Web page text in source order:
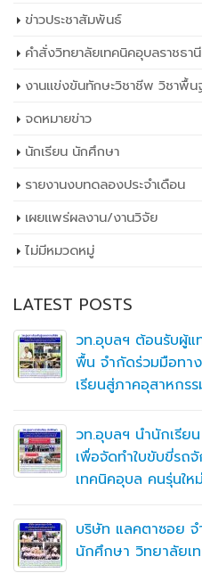
ข่าวประชาสัมพันธ์
คำสั่งวิทยาลัยเทคนิคอุบลราชธานี
งานแข่งขันทักษะวิชาชีพ วิชาพื้น
จดหมายข่าว
นักเรียน นักศึกษา
รายงานงบทดลองประจำเดือน
เผยเเพร่ผลงาน/งานวิจัย
ไม่มีหมวดหมู่
LATEST POSTS
วท.อุบลฯ ต้อนรับผู้
พื้น จำกัดร่วมมือทา
เรียนสู่ภาคอุสาหกร
วท.อุบลฯ นำนักเรีย
เพื่อจัดทำใบขับขี่รถ
เทคนิคอุบล คนรุ่นให
บริษัท แลคตาซอย
นักศึกษา วิทยาลัยเ